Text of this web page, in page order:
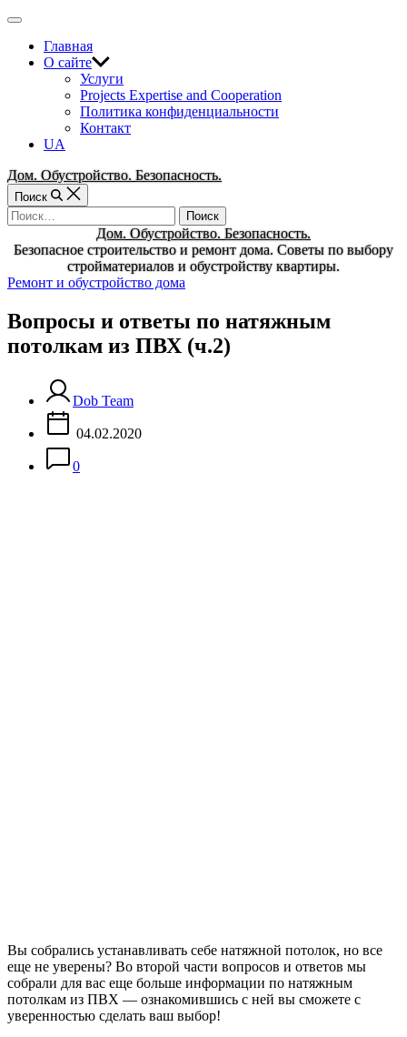
Перейти
содержимому
Вне
холстаГлавная
О сайте
Услуги
Projects Expertise and Cooperation
Политика конфиденциальности
Контакт
UA
Дом. Обустройство. Безопасность.
Поиск
Найти:
Дом. Обустройство. Безопасность.
Безопасное строительство и ремонт дома. Советы по выбору
стройматериалов и обустройству квартиры.
Рубрики
Ремонт и обустройство дома
Вопросы и ответы по натяжным
потолкам из ПВХ (ч.2)
Dob Team
04.02.2020
0
Вы собрались устанавливать себе натяжной потолок, но все
еще не уверены? Во второй части вопросов и ответов мы
собрали для вас еще больше информации по натяжным
потолкам из ПВХ — ознакомившись с ней вы сможете с
уверенностью сделать ваш выбор!